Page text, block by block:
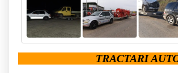
TRACTARI